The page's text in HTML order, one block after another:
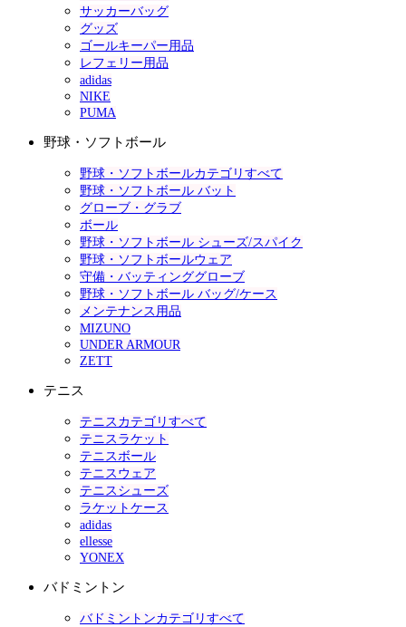
サッカーバッグ
グッズ
ゴールキーパー用品
レフェリー用品
adidas
NIKE
PUMA
野球・ソフトボール
野球・ソフトボールカテゴリすべて
野球・ソフトボール バット
グローブ・グラブ
ボール
野球・ソフトボール シューズ/スパイク
野球・ソフトボールウェア
守備・バッティンググローブ
野球・ソフトボール バッグ/ケース
メンテナンス用品
MIZUNO
UNDER ARMOUR
ZETT
テニス
テニスカテゴリすべて
テニスラケット
テニスボール
テニスウェア
テニスシューズ
ラケットケース
adidas
ellesse
YONEX
バドミントン
バドミントンカテゴリすべて